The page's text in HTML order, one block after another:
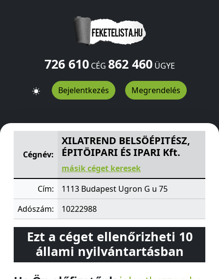
726 610CÉG 862 460ÜGYE
Bejelentkezés Megrendelés
XILATREND BELSÖÉPITÉSZ, ÉPITÖIPARI ÉS IPARI Kft.
Cégnév:
XILATREND BELSÖÉPITÉSZ,
ÉPITÖIPARI ÉS IPARI Kft.
másik céget keresek
Cím:
1113 Budapest Ugron G u 75
Adószám:
10222988
Ezt a céget ellenőrizheti 10
állami nyilvántartásban